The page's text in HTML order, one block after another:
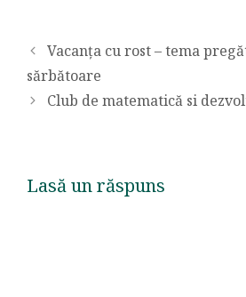
Vacanţa cu rost – tema
sărbătoare
Club de matematică si
Lasă un răspuns